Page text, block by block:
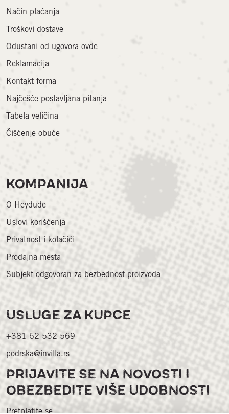
Način plaćanja
Troškovi dostave
Odustani od ugovora ovde
Reklamacija
Kontakt forma
Najčešće postavljana pitanja
Tabela veličina
Čišćenje obuće
KOMPANIJA
O Heydude
Uslovi korišćenja
Privatnost i kolačići
Prodajna mesta
Subjekt odgovoran za bezbednost proizvoda
USLUGE ZA KUPCE
+381 62 532 569
podrska@invilla.rs
PRIJAVITE SE NA NOVOSTI I
OBEZBEDITE VIŠE UDOBNOSTI
Pretplatite se